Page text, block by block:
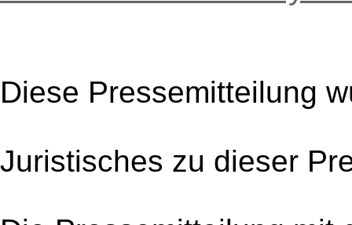
Diese Pressemitteilung
Juristisches zu dieser